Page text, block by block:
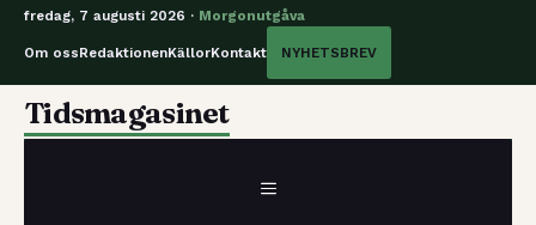
fredag, 7 augusti 2026 · Morgonutgåva
Om ossRedaktionenKällorKontakt NYHETSBREV
Hoppa
Tidsmagasinet
MENY